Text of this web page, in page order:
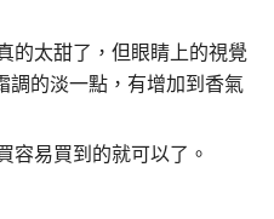
的太甜了，但眼睛上的視覺
調的淡一點，有增加到香氣
容易買到的就可以了。